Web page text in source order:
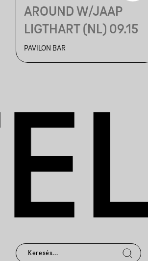
AROUND W/JAAP
LIGTHART (NL) 09.15
PAVILON BAR